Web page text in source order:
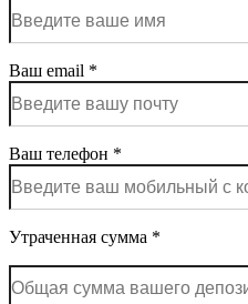
Ваш email *
Ваш телефон *
Утраченная сумма *